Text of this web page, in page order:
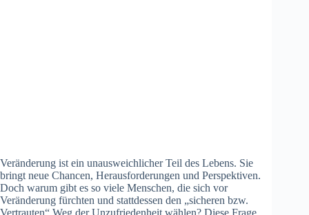
Veränderung ist ein unausweichlicher Teil des Lebens. Sie
bringt neue Chancen, Herausforderungen und Perspektiven.
Doch warum gibt es so viele Menschen, die sich vor
Veränderung fürchten und stattdessen den „sicheren bzw.